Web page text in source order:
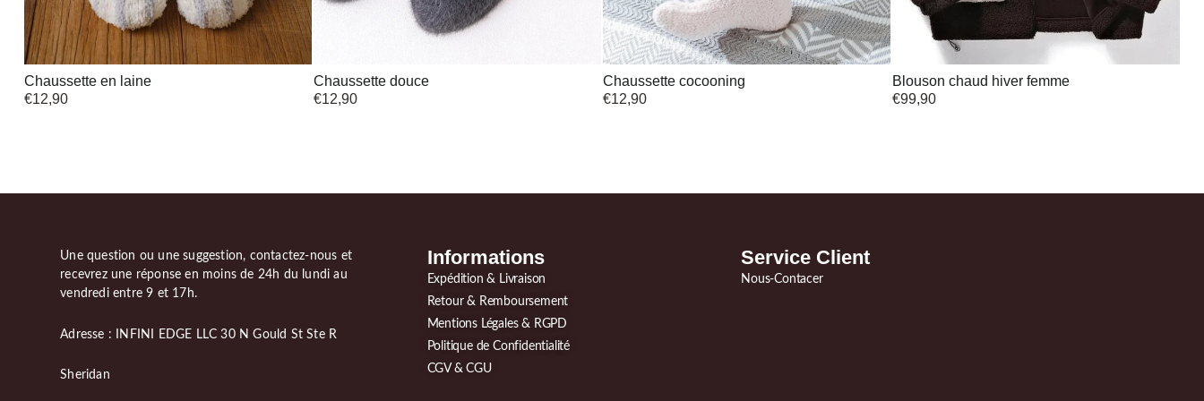
Chaussette en laine
€12,90
Chaussette douce
€12,90
Chaussette cocooning
€12,90
Blouson chaud hiver femme
€99,90
Une question ou une suggestion, contactez-nous et
recevrez une réponse en moins de 24h du lundi au
vendredi entre 9 et 17h.
Adresse : INFINI EDGE LLC 30 N Gould St Ste R
Sheridan
Informations
Expédition & Livraison
Retour & Remboursement
Mentions Légales & RGPD
Politique de Confidentialité
CGV & CGU
Service Client
Nous-Contacer